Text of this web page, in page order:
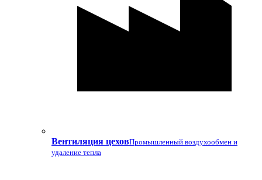
Вентиляция цеховПромышленный воздухообмен и
удаление тепла